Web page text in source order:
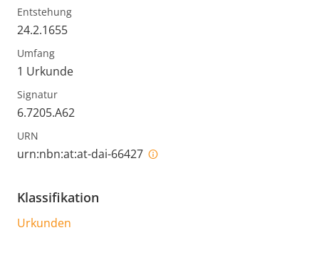
Entstehung
24.2.1655
Umfang
1 Urkunde
Signatur
6.7205.A62
URN
urn:nbn:at:at-dai-66427
Klassifikation
Urkunden